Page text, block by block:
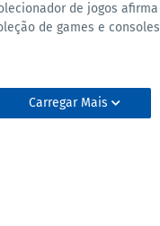
de jogos
de games e
Carregar Mais